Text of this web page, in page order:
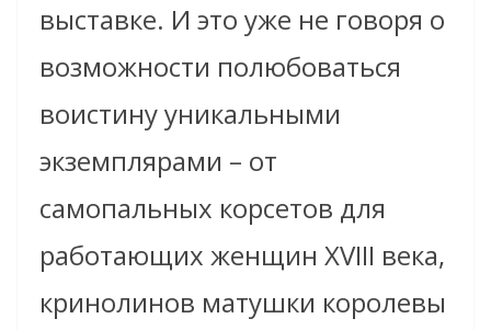
выставке. И это уже не говоря о
возможности полюбоваться
воистину уникальными
экземплярами – от
самопальных корсетов для
работающих женщин XVIII века,
кринолинов матушки королевы